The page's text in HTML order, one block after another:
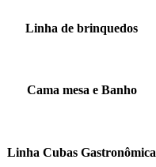
Linha de brinquedos
Cama mesa e Banho
Linha Cubas Gastronômica